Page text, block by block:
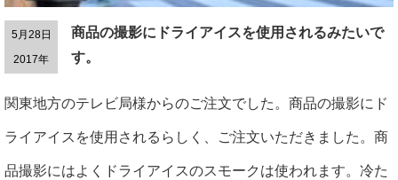
5月28日
2017年
商品の撮影にドライアイスを使用されるみたいで
す。
関東地方のテレビ局様からのご注文でした。商品の撮影にド
ライアイスを使用されるらしく、ご注文いただきました。商
品撮影にはよくドライアイスのスモークは使われます。冷た